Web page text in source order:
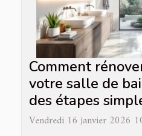
Comment
votre salle de
des étapes
Vendredi 16 janvier 2026